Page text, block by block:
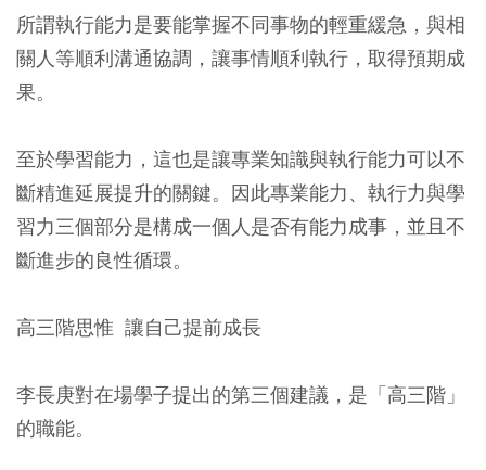
所謂執行能力是要能掌握不同事物的輕重緩急，與相
關人等順利溝通協調，讓事情順利執行，取得預期成
果。
至於學習能力，這也是讓專業知識與執行能力可以不
斷精進延展提升的關鍵。因此專業能力、執行力與學
習力三個部分是構成一個人是否有能力成事，並且不
斷進步的良性循環。
高三階思惟 讓自己提前成長
李長庚對在場學子提出的第三個建議，是「高三階」
的職能。